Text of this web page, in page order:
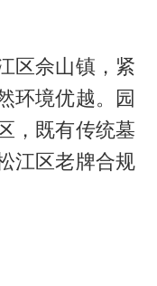
区佘山镇，紧
环境优越。园
，既有传统墓
江区老牌合规